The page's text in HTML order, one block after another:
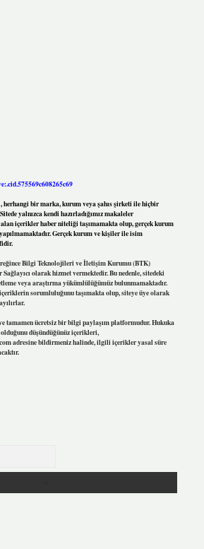
herhangi bir marka, kurum veya şahıs şirketi ile hiçbir
yalnızca kendi hazırladığımız makaleler
içerikler haber niteliği taşımamakta olup, gerçek kurum
Gerçek kurum ve kişiler ile isim
Bilgi Teknolojileri ve İletişim Kurumu (BTK)
olarak hizmet vermektedir. Bu nedenle, sitedeki
veya araştırma yükümlülüğümüz bulunmamaktadır.
sorumluluğunu taşımakta olup, siteye üye olarak
tamamen ücretsiz bir bilgi paylaşım platformudur. Hukuka
düşündüğünüz içerikleri,
adresine bildirmeniz halinde, ilgili içerikler yasal süre